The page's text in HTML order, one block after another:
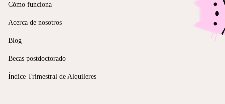
Cómo funciona
Acerca de nosotros
Blog
Becas postdoctorado
Índice Trimestral de Alquileres